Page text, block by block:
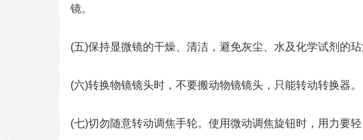
镜。
(五)保持显微镜的干燥、清洁，避免灰尘、水及化学试剂的玷
(六)转换物镜镜头时，不要搬动物镜镜头，只能转动转换器。
(七)切勿随意转动调焦手轮。使用微动调焦旋钮时，用力要